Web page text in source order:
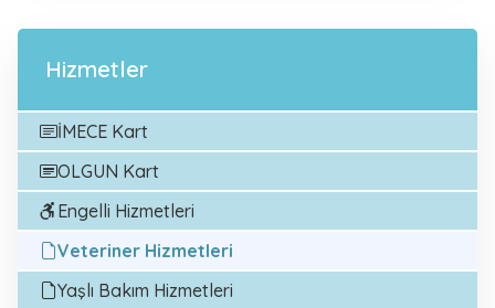
Hizmetler
İMECE Kart
OLGUN Kart
Engelli Hizmetleri
Veteriner Hizmetleri
Yaşlı Bakım Hizmetleri